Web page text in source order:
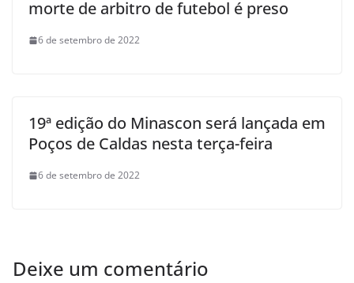
morte de arbitro de futebol é preso
6 de setembro de 2022
19ª edição do Minascon será lançada em
Poços de Caldas nesta terça-feira
6 de setembro de 2022
Deixe um comentário